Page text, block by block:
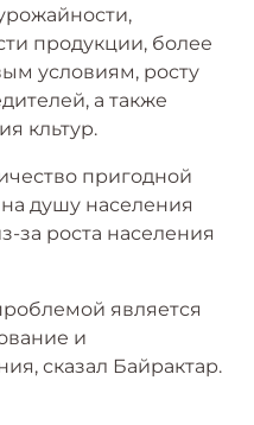
продукции, более
условиям, росту
а также
кльтур.
пригодной
душу населения
за роста населения
является
и
сказал Байрактар.